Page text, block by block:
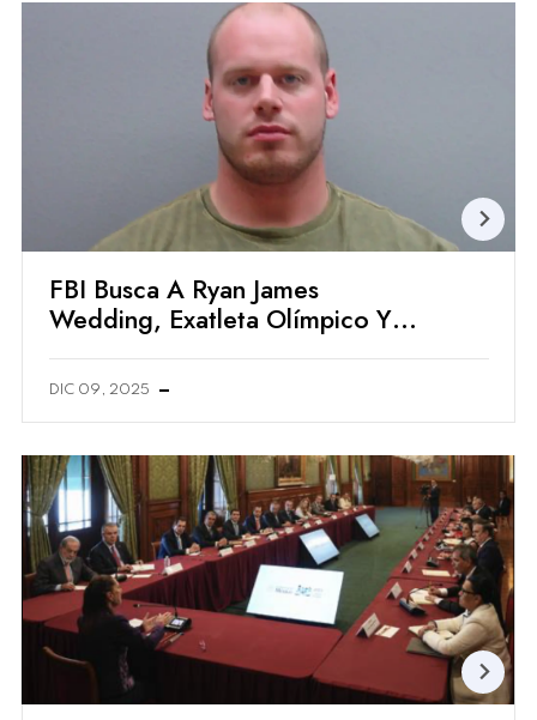
FBI Busca A Ryan James
Wedding, Exatleta Olímpico Y
Presunto Aliado Del Cártel De
Sinaloa
DIC 09, 2025